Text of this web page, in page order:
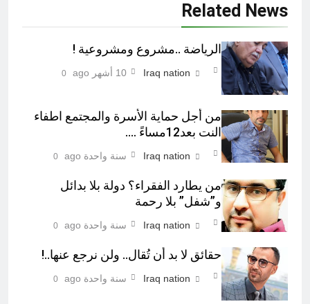
Related News
الرياضة ..مشروع ومشروعية !
Iraq nation 10 أشهر ago 0
من أجل حماية الأسرة والمجتمع اطفاء
النت بعد12مساءً ….
Iraq nation سنة واحدة ago 0
من يطارد الفقراء؟ دولة بلا بدائل
و”شفل” بلا رحمة
Iraq nation سنة واحدة ago 0
حقائق لا بد أن تُقال.. ولن نرجع عنها..!
Iraq nation سنة واحدة ago 0